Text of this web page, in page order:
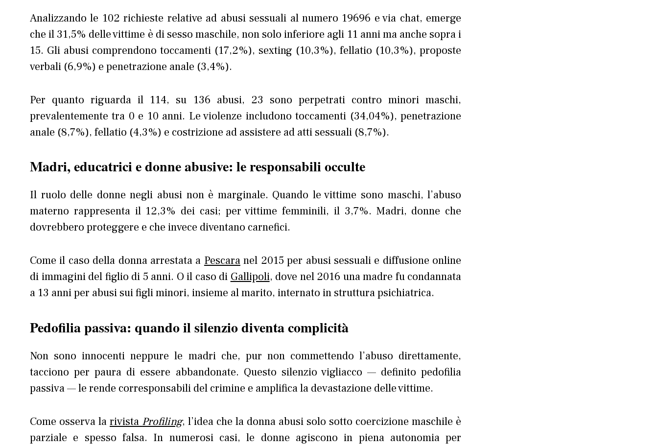
Analizzando le 102 richieste relative ad abusi sessuali al numero 19696 e via chat, emerge
che il 31,5% delle vittime è di sesso maschile, non solo inferiore agli 11 anni ma anche sopra i
15. Gli abusi comprendono toccamenti (17,2%), sexting (10,3%), fellatio (10,3%), proposte
verbali (6,9%) e penetrazione anale (3,4%).
Per quanto riguarda il 114, su 136 abusi, 23 sono perpetrati contro minori maschi,
prevalentemente tra 0 e 10 anni. Le violenze includono toccamenti (34,04%), penetrazione
anale (8,7%), fellatio (4,3%) e costrizione ad assistere ad atti sessuali (8,7%).
Madri, educatrici e donne abusive: le responsabili occulte
Il ruolo delle donne negli abusi non è marginale. Quando le vittime sono maschi, l’abuso
materno rappresenta il 12,3% dei casi; per vittime femminili, il 3,7%. Madri, donne che
dovrebbero proteggere e che invece diventano carnefici.
Come il caso della donna arrestata a Pescaranel 2015 per abusi sessuali e diffusione online
di immagini del figlio di 5 anni. O il caso di Gallipoli, dove nel 2016 una madre fu condannata
a 13 anni per abusi sui figli minori, insieme al marito, internato in struttura psichiatrica.
Pedofilia passiva: quando il silenzio diventa complicità
Non sono innocenti neppure le madri che, pur non commettendo l’abuso direttamente,
tacciono per paura di essere abbandonate. Questo silenzio vigliacco — definito pedofilia
passiva — le rende corresponsabili del crimine e amplifica la devastazione delle vittime.
Come osserva larivista Profiling, l’idea che la donna abusi solo sotto coercizione maschile è
parziale e spesso falsa. In numerosi casi, le donne agiscono in piena autonomia per